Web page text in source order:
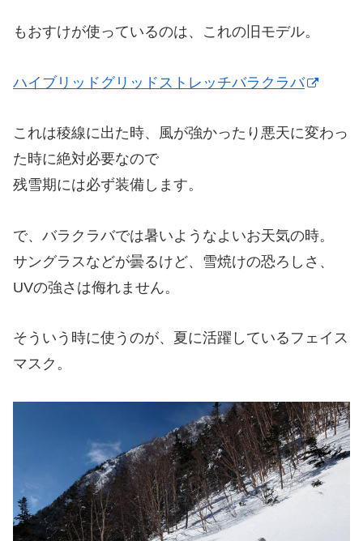
もおすけが使っているのは、これの旧モデル。
ハイブリッドグリッドストレッチバラクラバ
これは稜線に出た時、風が強かったり悪天に変わっ
た時に絶対必要なので
残雪期には必ず装備します。
で、バラクラバでは暑いようなよいお天気の時。
サングラスなどが曇るけど、雪焼けの恐ろしさ、
UVの強さは侮れません。
そういう時に使うのが、夏に活躍しているフェイス
マスク。